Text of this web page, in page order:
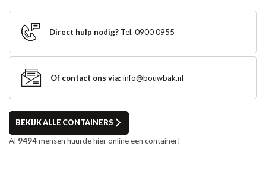
Direct hulp nodig? Tel. 0900 0955
Of contact ons via: info@bouwbak.nl
BEKIJK ALLE CONTAINERS
Al 9494mensen huurde hier online een container!